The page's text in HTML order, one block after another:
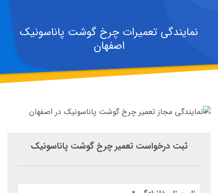
نمایندگی تعمیرات چرخ گوشت پاناسونیک
اصفهان
ثبت درخواست تعمیر چرخ گوشت پاناسونیک